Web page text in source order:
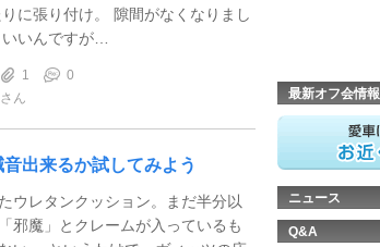
に張り付け。 隙間がなくなりまし
いんですが…
1
0
さん
出来るか試してみよう
ウレタンクッション。まだ半分以
邪魔」とクレームが入っているも
最新オフ会情報
ニュース
Q&A